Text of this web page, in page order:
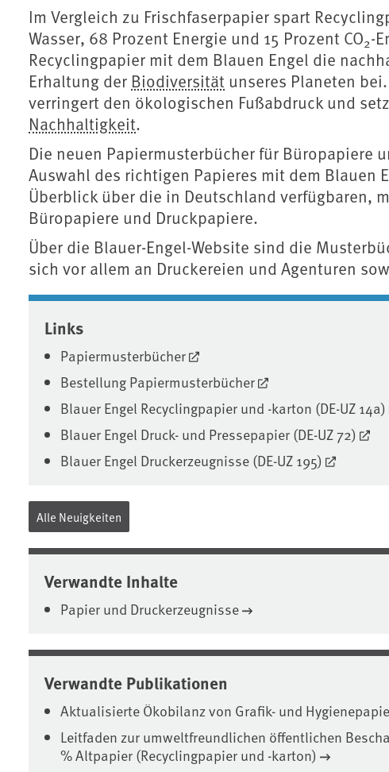
Im Vergleich zu Frischfaserpapier spart
Wasser, 68 Prozent Energie und 15 Prozent CO2-
Recyclingpapier mit dem Blauen Engel die
Erhaltung der Biodiversität unseres Planeten
verringert den ökologischen Fußabdruck und
Nachhaltigkeit.
Die neuen Papiermusterbücher für Büropapiere
Auswahl des richtigen Papieres mit dem Blauen
Überblick über die in Deutschland verfügbaren,
Büropapiere und Druckpapiere.
Über die Blauer-Engel-Website sind die
sich vor allem an Druckereien und Agenturen
Associated content
Links
Papiermusterbücher
Bestellung Papiermusterbücher
Blauer Engel Recyclingpapier und -karton (DE-UZ 14a)
Blauer Engel Druck- und Pressepapier (DE-UZ 72)
Blauer Engel Druckerzeugnisse (DE-UZ 195)
Alle Neuigkeiten
Verwandte Inhalte
Papier und Druckerzeugnisse
Verwandte Publikationen
Aktualisierte Ökobilanz von Grafik- und
Leitfaden zur umweltfreundlichen öffentlichen
% Altpapier (Recyclingpapier und -karton)